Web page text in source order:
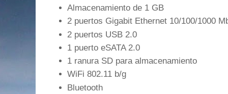
Almacenamiento de 1 GB
2 puertos Gigabit Ethernet 10/100/1000
2 puertos USB 2.0
1 puerto eSATA 2.0
1 ranura SD para almacenamiento
WiFi 802.11 b/g
Bluetooth